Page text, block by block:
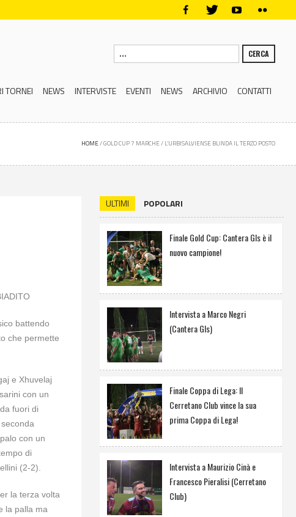
CERCA
TORNEI NEWS INTERVISTE EVENTI NEWS ARCHIVIO CONTATTI
HOME/GOLD CUP 7 MARCHE/ L’URBISALVIENSE BLINDA IL TERZO POSTO
battendo
che permette
e Xhuvelaj
con un
fuori di
seconda
con un
di
(2-2).
la terza volta
la palla ma
ULTIMI POPOLARI
Finale Gold Cup: Cantera Gls è il
nuovo campione!
Intervista a Marco Negri
(Cantera Gls)
Finale Coppa di Lega: Il
Cerretano Club vince la sua
prima Coppa di Lega!
Intervista a Maurizio Cinà e
Francesco Pieralisi (Cerretano
Club)